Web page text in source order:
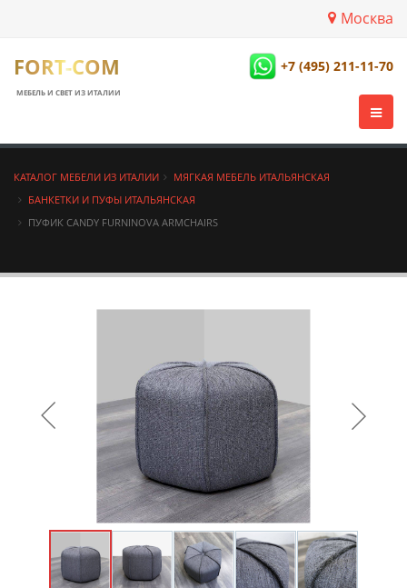
Москва
FORT-COM
МЕБЕЛЬ И СВЕТ ИЗ ИТАЛИИ
+7 (495) 211-11-70
КАТАЛОГ МЕБЕЛИ ИЗ ИТАЛИИ
МЯГКАЯ МЕБЕЛЬ ИТАЛЬЯНСКАЯ
БАНКЕТКИ И ПУФЫ ИТАЛЬЯНСКАЯ
ПУФИК CANDY FURNINOVA ARMCHAIRS